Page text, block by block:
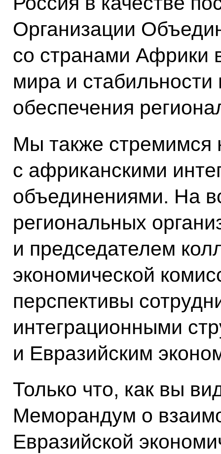
Организации
со странами Африки
мира и стабильности
обеспечения
Мы также стремимся
с африканскими
объединениями. На
региональных
и председателем
экономической
перспективы
интеграционными
и Евразийским
Только что, как вы
Меморандум о
Евразийской